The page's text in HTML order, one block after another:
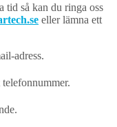
tid så kan du ringa oss
eller lämna ett
adress.